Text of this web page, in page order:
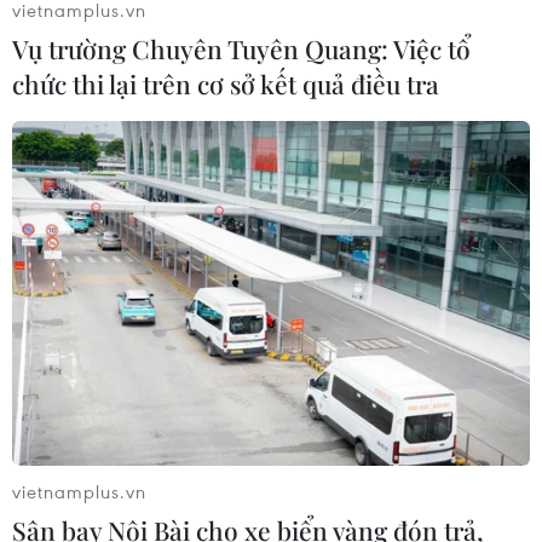
Huy động vốn dài hạn sôi động, lãi
suất tiết kiệm biến động cục bộ
02/08/2026 07:47
Xem thêm
CƠ QUAN CHỦ QUẢN: THÔNG TẤN XÃ VIỆT NAM
Tổng Biên tập: TRẦN TIẾN DUẨN
vietnamplus.vn
Vụ trường Chuyên Tuyên Quang: Việc tổ
chức thi lại trên cơ sở kết quả điều tra
vietnamplus.vn
Sân bay Nội Bài cho xe biển vàng đón trả,